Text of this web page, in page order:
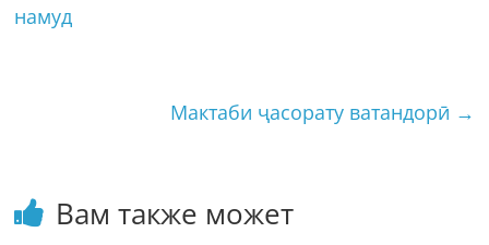
намуд
Мактаби ҷасорату ватандорӣ →
Вам также может